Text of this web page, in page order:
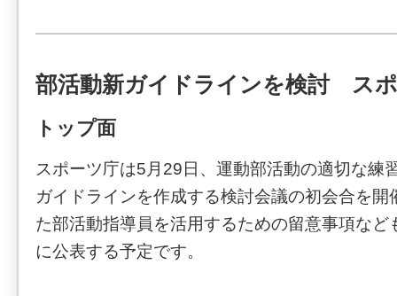
部活動新ガイドラインを検討 ス
トップ面
スポーツ庁は5月29日、運動部活動の適切な練
ガイドラインを作成する検討会議の初会合を開
た部活動指導員を活用するための留意事項など
に公表する予定です。